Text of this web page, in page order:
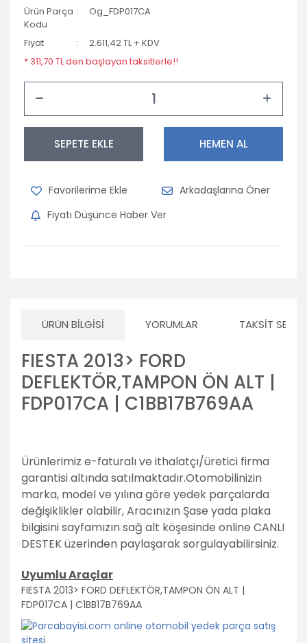
Ürün Parça
Kodu
Og_FDP017CA
Fiyat
2.611,42 TL + KDV
* 311,70 TL den başlayan taksitlerle!!
SEPETE EKLE HEMEN AL
Arkadaşlarına Öner
Fiyatı Düşünce Haber Ver
ÜRÜN BILGISI YORUMLAR TAKSIT
FIESTA 2013> FORD
DEFLEKTÖR,TAMPON ÖN ALT |
FDP017CA | C1BB17B769AA
Ürünlerimiz e-faturalı ve ithalatçı/üretici firma
garantisi altında satılmaktadır.Otomobilinizin
marka, model ve yılına göre yedek parçalarda
değişiklikler olabilir,Aracınızın Şase yada plaka
bilgisini sayfamızın sağ alt köşesinde online CANLI
DESTEK üzerinden paylaşarak sorgulayabilirsiniz.
Uyumlu Araçlar
FIESTA 2013> FORD DEFLEKTÖR,TAMPON ÖN ALT |
FDP017CA | C1BB17B769AA